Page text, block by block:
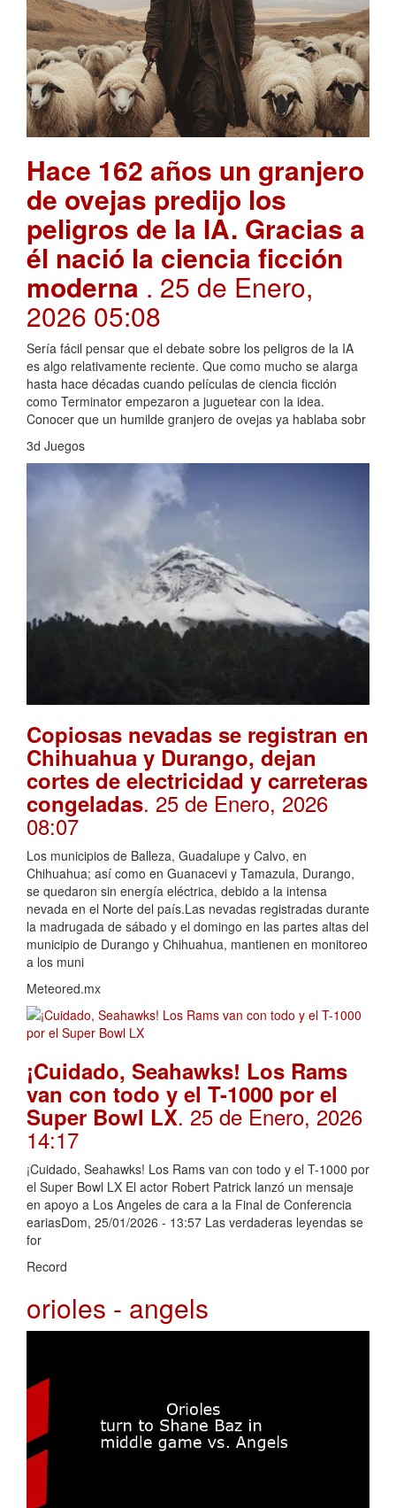
Hace 162 años un granjero
de ovejas predijo los
peligros de la IA. Gracias a
él nació la ciencia ficción
moderna . 25 de Enero,
2026 05:08
Sería fácil pensar que el debate sobre los peligros de la IA
es algo relativamente reciente. Que como mucho se alarga
hasta hace décadas cuando películas de ciencia ficción
como Terminator empezaron a juguetear con la idea.
Conocer que un humilde granjero de ovejas ya hablaba sobr
3d Juegos
Copiosas nevadas se registran en
Chihuahua y Durango, dejan
cortes de electricidad y carreteras
congeladas. 25 de Enero, 2026
08:07
Los municipios de Balleza, Guadalupe y Calvo, en
Chihuahua; así como en Guanacevi y Tamazula, Durango,
se quedaron sin energía eléctrica, debido a la intensa
nevada en el Norte del país.Las nevadas registradas durante
la madrugada de sábado y el domingo en las partes altas del
municipio de Durango y Chihuahua, mantienen en monitoreo
a los muni
Meteored.mx
¡Cuidado, Seahawks! Los Rams
van con todo y el T-1000 por el
Super Bowl LX. 25 de Enero, 2026
14:17
¡Cuidado, Seahawks! Los Rams van con todo y el T-1000 por
el Super Bowl LX El actor Robert Patrick lanzó un mensaje
en apoyo a Los Angeles de cara a la Final de Conferencia
eariasDom, 25/01/2026 - 13:57 Las verdaderas leyendas se
for
Record
orioles - angels